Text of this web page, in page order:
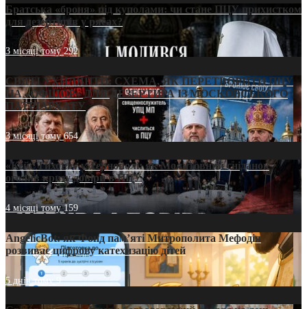
Братська «броня» під куполами: чи стане ПЦУ прихистком
для дезертирів у рясах?
3 місяці тому292
СВЯТІ УХИЛЯНТИ: СХЕМА, ЯК ПЕРЕТВОРИТИ ПЦУ
НА «ОФШОР» ДЛЯ ДЕЗЕРТИРА ІЗ МОСКОВСЬКОГО
ПАТРІАРХАТУ
3 місяці тому654
«Кейс Тихона» у Тернополі: як Молитовний сніданок
оголив кризу довіри в ПЦУ
4 місяці тому159
AngelicBot: як Фонд пам’яті Митрополита Мефодія
розвиває цифрову катехизацію дітей
5 днів тому9